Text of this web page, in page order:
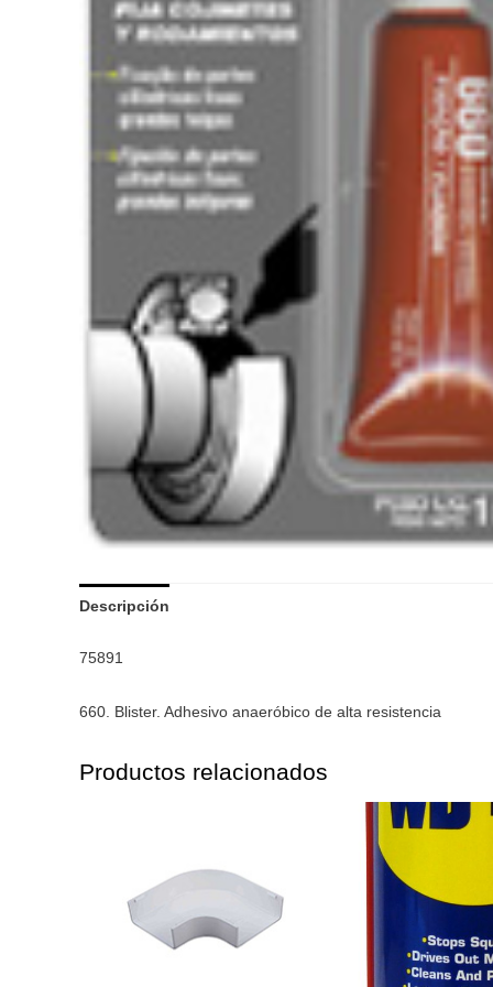
Descripción
75891
660. Blister. Adhesivo anaeróbico de alta resistencia
Productos relacionados